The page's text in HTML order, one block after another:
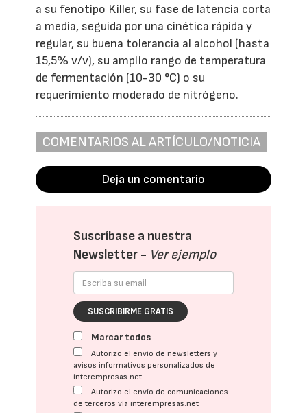
a su fenotipo Killer, su fase de latencia corta
a media, seguida por una cinética rápida y
regular, su buena tolerancia al alcohol (hasta
15,5% v/v), su amplio rango de temperatura
de fermentación (10-30 °C) o su
requerimiento moderado de nitrógeno.
COMENTARIOS AL ARTÍCULO/NOTICIA
Deja un comentario
Suscríbase a nuestra
Newsletter - Ver ejemplo
SUSCRIBIRME GRATIS
Marcar todos
Autorizo el envío de newsletters y
avisos informativos personalizados de
interempresas.net
Autorizo el envío de comunicaciones
de terceros vía interempresas.net